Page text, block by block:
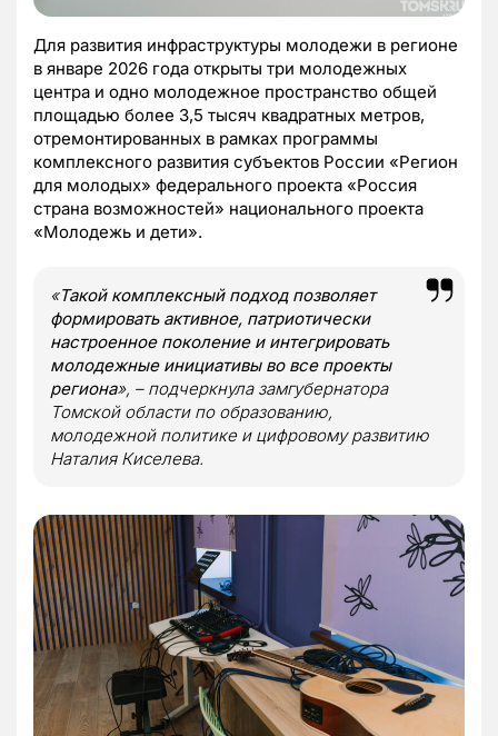
Для развития инфраструктуры молодежи в регионе
в январе 2026 года открыты три молодежных
центра и одно молодежное пространство общей
площадью более 3,5 тысяч квадратных метров,
отремонтированных в рамках программы
комплексного развития субъектов России «Регион
для молодых» федерального проекта «Россия
страна возможностей» национального проекта
«Молодежь и дети».
«Такой комплексный подход позволяет
формировать активное, патриотически
настроенное поколение и интегрировать
молодежные инициативы во все проекты
региона», – подчеркнула замгубернатора
Томской области по образованию,
молодежной политике и цифровому развитию
Наталия Киселева.